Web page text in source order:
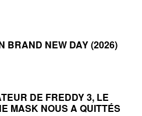
BRAND NEW DAY (2026)
DE FREDDY 3, LE
MASK NOUS A QUITTÉS